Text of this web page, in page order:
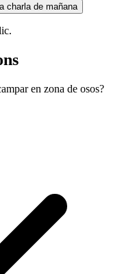
charla de mañana
en zona de osos?